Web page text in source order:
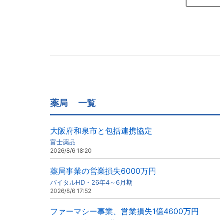
薬局 一覧
大阪府和泉市と包括連携協定
富士薬品
2026/8/6 18:20
薬局事業の営業損失6000万円
バイタルHD・26年4～6月期
2026/8/6 17:52
ファーマシー事業、営業損失1億4600万円